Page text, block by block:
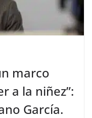
marco
a la niñez”:
García.